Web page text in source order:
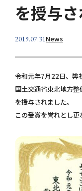
個人情報保護方針
を授与
2019.07.31News
令和元年7月22日、弊
国土交通省東北地方
を授与されました。
この受賞を誉れとし更